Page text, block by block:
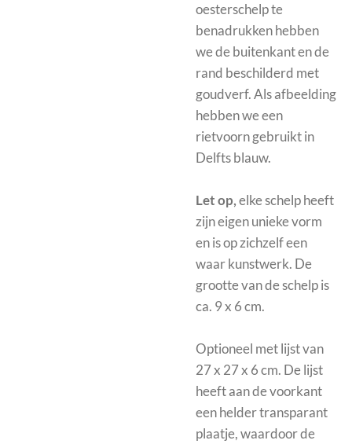
oesterschelp te
benadrukken hebben
we de buitenkant en de
rand beschilderd met
goudverf. Als afbeelding
hebben we een
rietvoorn gebruikt in
Delfts blauw.
Let op,elke schelp heeft
zijn eigen unieke vorm
en is op zichzelf een
waar kunstwerk. De
grootte van de schelp is
ca. 9 x 6 cm.
Optioneel metlijst van
27 x 27 x 6 cm. De lijst
heeft aan de voorkant
een helder transparant
plaatje, waardoor de